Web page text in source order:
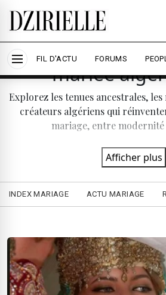
Nous utilisons des cookies
expérience et mesurer
Accepter tout
FIL D'ACTU FORUMS
Traditions &
mariée
Explorez les tenues ancestrales,
créateurs algériens qui
mariage, entre
Afficher plus
INDEX MARIAGE ACTU MARIAGE